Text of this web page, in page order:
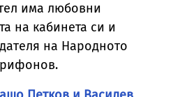
има любовни
на кабинета си и
на Народното